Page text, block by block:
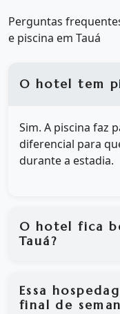
Perguntas
e piscina em Tauá
O hotel tem
Sim. A piscina faz
diferencial para
durante a estadia.
O hotel fica
Tauá?
Essa
final de